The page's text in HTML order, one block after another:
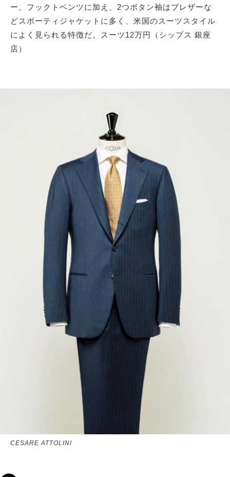
ー、フックトベンツに加え、2つボタン袖はブレザーな
どスポーティジャケットに多く、米国のスーツスタイル
によく見られる特徴だ。スーツ12万円（シップス 銀座
店）
CESARE ATTOLINI